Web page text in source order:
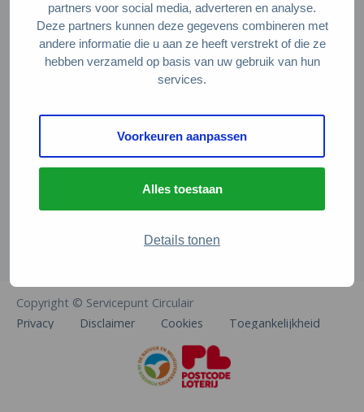
partners voor social media, adverteren en analyse.
Deze partners kunnen deze gegevens combineren met
andere informatie die u aan ze heeft verstrekt of die ze
hebben verzameld op basis van uw gebruik van hun
services.
Voorkeuren aanpassen
Alles toestaan
Details tonen
Stel je vraag
Servicepunt Team
Veelgestelde vragen
De Natuur en Milieufederaties
Arthur van Schendelstraat 600
info@natuurenmilieufederaties.nl
Copyright © Servicepunt Circulair
Privacy
Disclaimer Cookies Toegankelijkheid